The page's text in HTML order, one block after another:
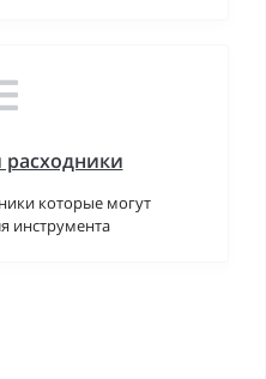
расходники
которые могут
инструмента